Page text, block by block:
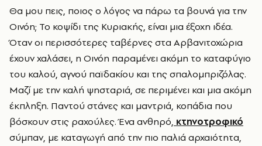
Θα μου πεις, ποιος ο λόγος να πάρω τα βουνά για την
Οινόη; Το κοψίδι της Κυριακής, είναι μια έξοχη ιδέα.
Όταν οι περισσότερες ταβέρνες στα Αρβανιτοχώρια
έχουν χαλάσει, η Οινόη παραμένει ακόμη το καταφύγιο
του καλού, αγνού παϊδακίου και της σπαλομπριζόλας.
Μαζί με την καλή ψησταριά, σε περιμένει και μια ακόμη
έκπληξη. Παντού στάνες και μαντριά, κοπάδια που
βόσκουν στις ραχούλες. Ένα ανθηρό, κτηνοτροφικό
σύμπαν, με καταγωγή από την πιο παλιά αρχαιότητα,